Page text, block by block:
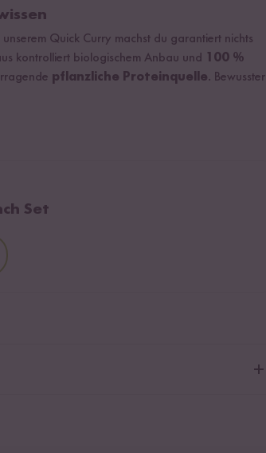
Quick Curry machst du garantiert nichts
kontrolliert biologischem Anbau und
100 %
pflanzliche Proteinquelle. Bewusster
Set